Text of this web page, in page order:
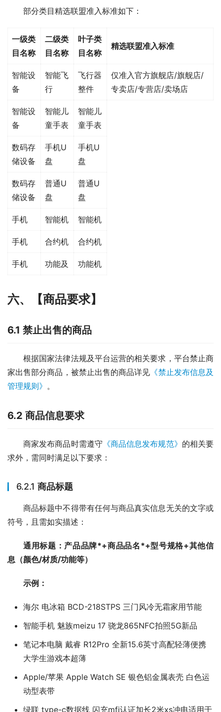
部分类目精选联盟准入标准如下：
一级类
目名称
二级类
目名称
叶子类
目名称
精选联盟准入标准
智能设
备
智能飞
行
飞行器
整件
仅准入官方旗舰店/旗舰店/
专卖店/专营店/卖场店
智能设
备
智能儿
童手表
智能儿
童手表
数码存
储设备
手机U
盘
手机U
盘
数码存
储设备
普通U
盘
普通U
盘
手机 智能机 智能机
手机 合约机 合约机
手机 功能及 功能机
六、【商品要求】
6.1 禁止出售的商品
根据国家法律法规及平台运营的相关要求，平台禁止商
家出售部分商品，被禁止出售的商品详见 《禁止发布信息及
管理规则》 。
6.2 商品信息要求
商家发布商品时需遵守 《商品信息发布规范》 的相关要
求外，需同时满足以下要求：
6.2.1 商品标题
商品标题中不得带有任何与商品真实信息无关的文字或
符号，且需如实描述：
通用标题：产品品牌*+商品品名*+型号规格+其他信
息（颜色/材质/功能等）
示例：
海尔 电冰箱 BCD-218STPS 三门风冷无霜家用节能
智能手机 魅族meizu 17 骁龙865NFC拍照5G新品
笔记本电脑 戴睿 R12Pro 全新15.6英寸高配轻薄便携
大学生游戏本超薄
Apple/苹果 Apple Watch SE 银色铝金属表壳 白色运
动型表带
绿联 type-c数据线 闪充mfi认证加长2米xs冲电适用于